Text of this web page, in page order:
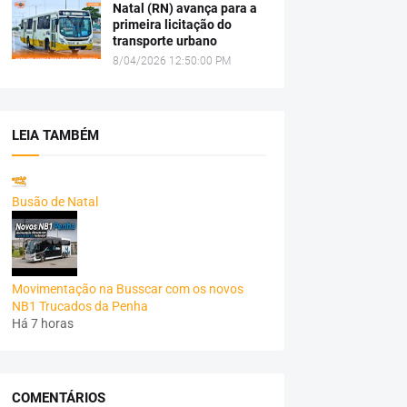
Natal (RN) avança para a
primeira licitação do
transporte urbano
8/04/2026 12:50:00 PM
LEIA TAMBÉM
Busão de Natal
Movimentação na Busscar com os novos
NB1 Trucados da Penha
Há 7 horas
COMENTÁRIOS